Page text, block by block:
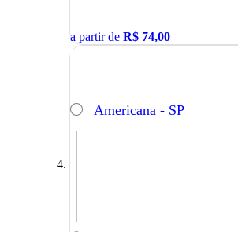
a partir de R$ 74,00
Americana - SP